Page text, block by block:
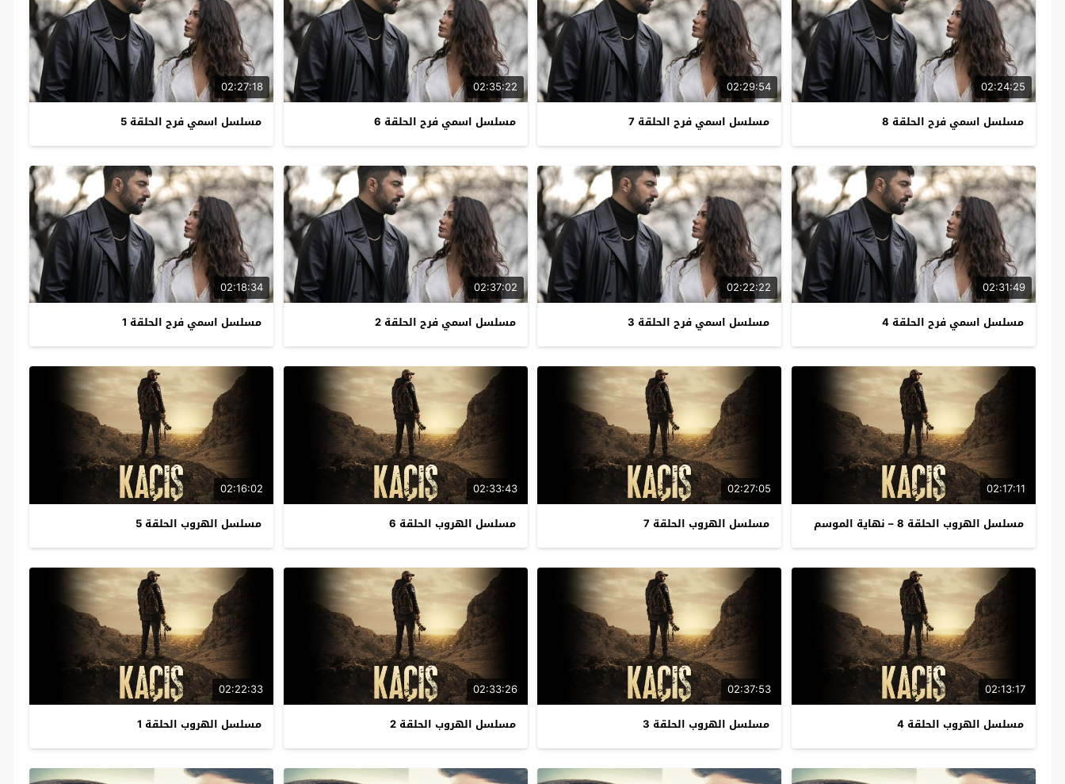
02:24:25
مسلسل اسمي فرح الحلقة 8
02:29:54
مسلسل اسمي فرح الحلقة 7
02:35:22
مسلسل اسمي فرح الحلقة 6
02:27:18
مسلسل اسمي فرح الحلقة 5
02:31:49
مسلسل اسمي فرح الحلقة 4
02:22:22
مسلسل اسمي فرح الحلقة 3
02:37:02
مسلسل اسمي فرح الحلقة 2
02:18:34
مسلسل اسمي فرح الحلقة 1
02:17:11
مسلسل الهروب الحلقة 8 – نهاية الموسم
02:27:05
مسلسل الهروب الحلقة 7
02:33:43
مسلسل الهروب الحلقة 6
02:16:02
مسلسل الهروب الحلقة 5
02:13:17
مسلسل الهروب الحلقة 4
02:37:53
مسلسل الهروب الحلقة 3
02:33:26
مسلسل الهروب الحلقة 2
02:22:33
مسلسل الهروب الحلقة 1